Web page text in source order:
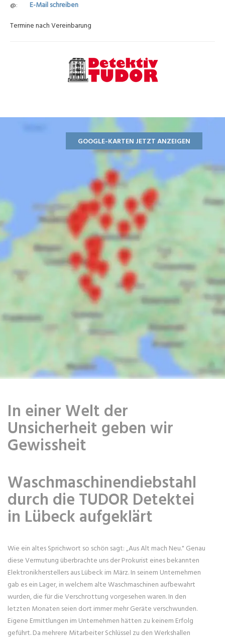
@
E-Mail schreiben
Termine nach Vereinbarung
GOOGLE-KARTEN JETZT ANZEIGEN
In einer Welt der
Unsicherheit geben wir
Gewissheit
Waschmaschinendiebstahl
durch die TUDOR Detektei
in Lübeck aufgeklärt
Wie ein altes Sprichwort so schön sagt: „Aus Alt mach Neu." Genau
diese Vermutung überbrachte uns der Prokurist eines bekannten
Elektronikherstellers aus Lübeck im März. In seinem Unternehmen
gab es ein Lager, in welchem alte Waschmaschinen aufbewahrt
wurden, die für die Verschrottung vorgesehen waren. In den
letzten Monaten seien dort immer mehr Geräte verschwunden.
Eigene Ermittlungen im Unternehmen hätten zu keinem Erfolg
geführt. Da mehrere Mitarbeiter Schlüssel zu den Werkshallen